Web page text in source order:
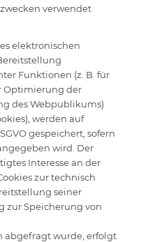
verwendet
elektronischen
Funktionen (z. B. für
Optimierung der
des Webpublikums)
werden auf
gespeichert, sofern
wird. Der
Interesse an der
zur technisch
seiner
zur Speicherung von
wurde, erfolgt